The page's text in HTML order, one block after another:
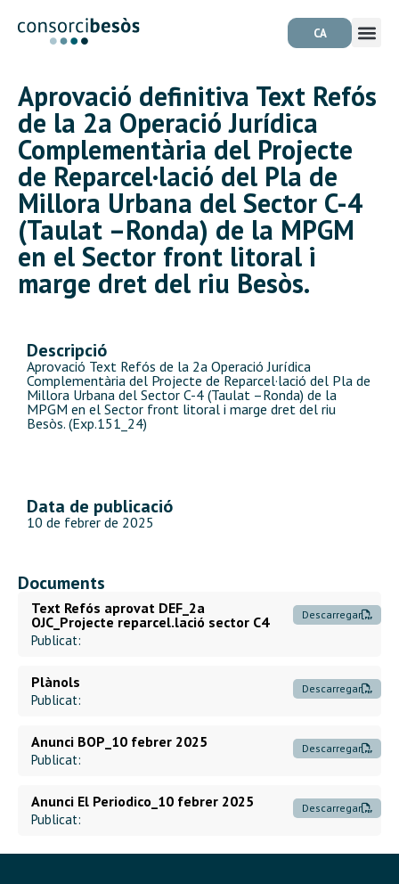
CA
Aprovació definitiva Text Refós
de la 2a Operació Jurídica
Complementària del Projecte
de Reparcel·lació del Pla de
Millora Urbana del Sector C-4
(Taulat –Ronda) de la MPGM
en el Sector front litoral i
marge dret del riu Besòs.
Descripció
Aprovació Text Refós de la 2a Operació Jurídica
Complementària del Projecte de Reparcel·lació del Pla de
Millora Urbana del Sector C-4 (Taulat –Ronda) de la
MPGM en el Sector front litoral i marge dret del riu
Besòs. (Exp.151_24)
Data de publicació
10 de febrer de 2025
Documents
Text Refós aprovat DEF_2a
OJC_Projecte reparcel.lació sector C4
Descarregar
Publicat:
Plànols Descarregar
Publicat:
Anunci BOP_10 febrer 2025 Descarregar
Publicat:
Anunci El Periodico_10 febrer 2025 Descarregar
Publicat: